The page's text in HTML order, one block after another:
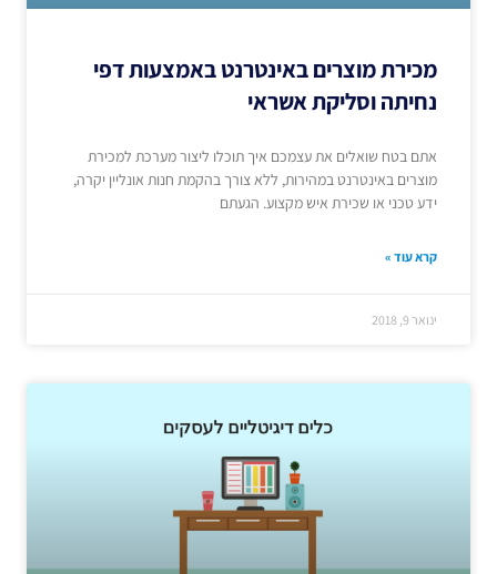
מכירת מוצרים באינטרנט באמצעות דפי
נחיתה וסליקת אשראי
אתם בטח שואלים את עצמכם איך תוכלו ליצור מערכת למכירת
מוצרים באינטרנט במהירות, ללא צורך בהקמת חנות אונליין יקרה,
ידע טכני או שכירת איש מקצוע. הגעתם
קרא עוד »
ינואר 9, 2018